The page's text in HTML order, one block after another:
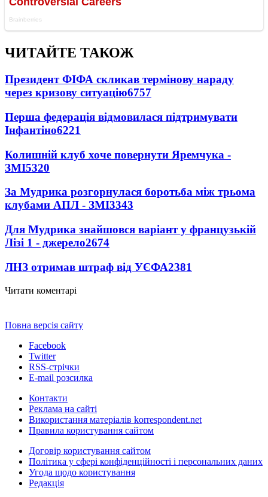
ЧИТАЙТЕ ТАКОЖ
Президент ФІФА скликав термінову нараду
через кризову ситуацію6757
Перша федерація відмовилася підтримувати
Інфантіно6221
Колишній клуб хоче повернути Яремчука -
ЗМІ5320
За Мудрика розгорнулася боротьба між трьома
клубами АПЛ - ЗМІ3343
Для Мудрика знайшовся варіант у французькій
Лізі 1 - джерело2674
ЛНЗ отримав штраф від УЄФА2381
Читати коментарі
Повна версія сайту
Facebook
Twitter
RSS-стрічки
E-mail розсилка
Контакти
Реклама на сайті
Використання матеріалів korrespondent.net
Правила користування сайтом
Договір користування сайтом
Політика у сфері конфіденційності і персональних даних
Угода щодо користування
Редакція